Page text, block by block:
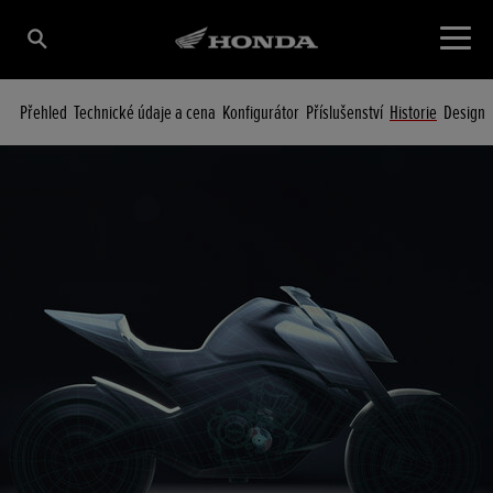
Přehled Technické údaje a cena Konfigurátor Příslušenství Historie Design